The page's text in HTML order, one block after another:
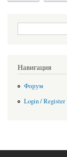
Search form
Навигация
Форум
Login / Register